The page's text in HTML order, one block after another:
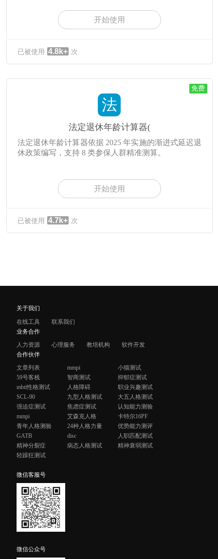
开始使用
已被使用 4.8k+ 次
免费
法
法定退休年龄计算器(
法定退休年龄计算器依据 2025 年实施的渐进式延迟退
休政策编写，支持 8 类参保人群精准测算。
开始使用
已被使用 4.7k+ 次
关于我们
在线工具
联系我们
业务合作
人力资源
心理服务 教培机构
软件开发
合作伙伴
文章列表
mmpi
小猫测试
59号客栈
智商测试
抑郁症测试
mbti性格测试
人格障碍
职业兴趣测试
SCL-90
九型人格测试
大五人格测试
强迫症测试
焦虑症测试
认知能力测验
mmpi
艾森克人格
卡特尔16PF
青年人格测验
24种人格力量
优势能力测评
GATB
disc
人职匹配测试
精神分裂症
病态人格测试
精神衰弱测试
轻躁狂测试
微信客服号
微信公众号